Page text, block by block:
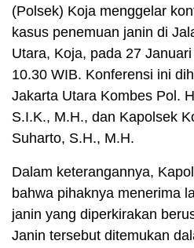
(Polsek) Koja menggelar
kasus penemuan janin di
Utara, Koja, pada 27
10.30 WIB. Konferensi ini
Jakarta Utara Kombes Pol.
S.I.K., M.H., dan Kapolsek
Suharto, S.H., M.H.
Dalam keterangannya,
bahwa pihaknya menerima
janin yang diperkirakan
Janin tersebut ditemukan